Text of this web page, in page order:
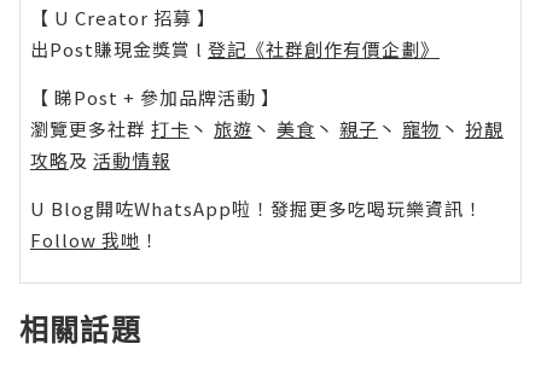
【 U Creator 招募 】
出Post賺現金獎賞 l 登記《社群創作有價企劃》
【 睇Post + 參加品牌活動 】
瀏覽更多社群 打卡 丶 旅遊 丶 美食 丶 親子 丶 寵物 丶 扮靚
攻略及 活動情報
U Blog開咗WhatsApp啦！發掘更多吃喝玩樂資訊！
Follow 我哋 ！
相關話題